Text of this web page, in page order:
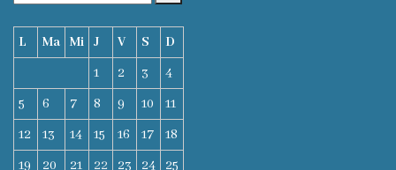
Consiliului
Ședințele
Consiliului
online
L Ma Mi J V S
D
1
2 3
4
5
6 7 8 9 10
11
12
13 14 15 16 17
18
19
20 21 22 23 24 25